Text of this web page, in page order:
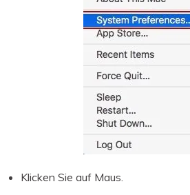
Klicken Sie auf Maus.